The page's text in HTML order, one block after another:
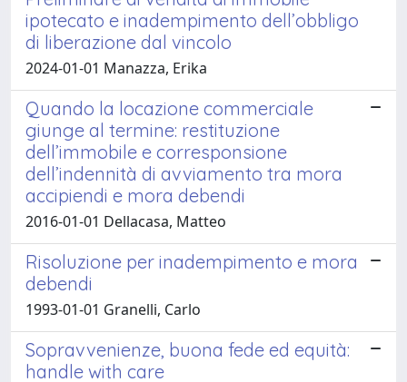
ipotecato e inadempimento dell’obbligo
di liberazione dal vincolo
2024-01-01 Manazza, Erika
Quando la locazione commerciale
giunge al termine: restituzione
dell’immobile e corresponsione
dell’indennità di avviamento tra mora
accipiendi e mora debendi
2016-01-01 Dellacasa, Matteo
Risoluzione per inadempimento e mora
debendi
1993-01-01 Granelli, Carlo
Sopravvenienze, buona fede ed equità:
handle with care